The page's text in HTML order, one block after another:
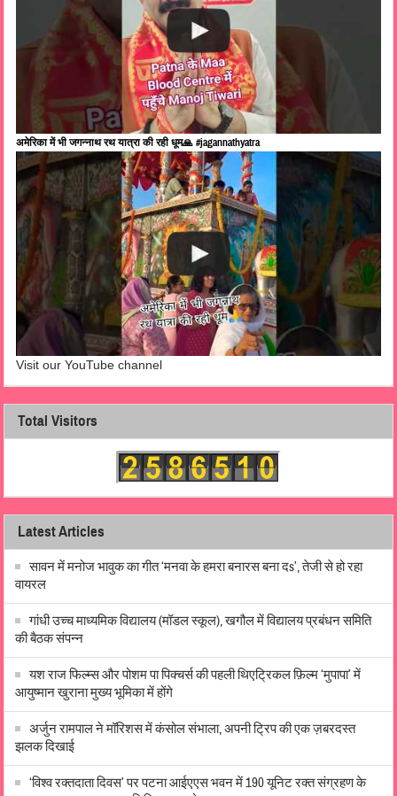
अमेरिका में भी जगन्नाथ रथ यात्रा की रही धूम🙏 #jagannathyatra
Visit our YouTube channel
Total Visitors
Latest Articles
सावन में मनोज भावुक का गीत ‘मनवा के हमरा बनारस बना दs’, तेजी से हो रहा
वायरल
गांधी उच्च माध्यमिक विद्यालय (मॉडल स्कूल), खगौल में विद्यालय प्रबंधन समिति
की बैठक संपन्न
यश राज फिल्म्स और पोशम पा पिक्चर्स की पहली थिएट्रिकल फ़िल्म ‘मुपापा’ में
आयुष्मान खुराना मुख्य भूमिका में होंगे
अर्जुन रामपाल ने मॉरिशस में कंसोल संभाला, अपनी ट्रिप की एक ज़बरदस्त
झलक दिखाई
‘विश्व रक्तदाता दिवस’ पर पटना आईएएस भवन में 190 यूनिट रक्त संग्रहण के